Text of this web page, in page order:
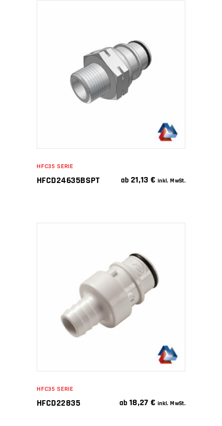
IN DEN WARENKORB
HFC35 SERIE
HFCD24635BSPT ab 21,13€ inkl. MwSt.
IN DEN WARENKORB
HFC35 SERIE
HFCD22835 ab 18,27€ inkl. MwSt.